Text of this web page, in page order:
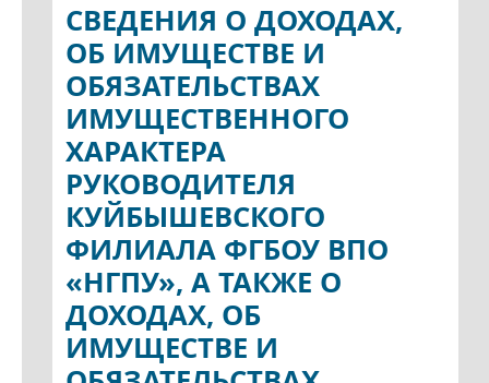
СВЕДЕНИЯ О ДОХОДАХ,
ОБ ИМУЩЕСТВЕ И
ОБЯЗАТЕЛЬСТВАХ
ИМУЩЕСТВЕННОГО
ХАРАКТЕРА
РУКОВОДИТЕЛЯ
КУЙБЫШЕВСКОГО
ФИЛИАЛА ФГБОУ ВПО
«НГПУ», А ТАКЖЕ О
ДОХОДАХ, ОБ
ИМУЩЕСТВЕ И